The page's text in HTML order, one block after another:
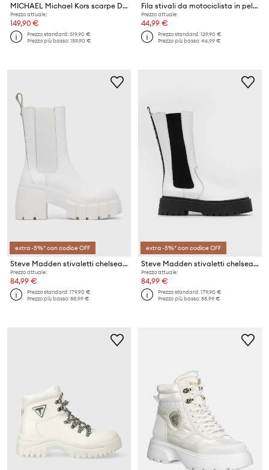
MICHAEL Michael Kors scarpe Dupree
Prezzo attuale:
149,90 €
Prezzo standard:319,90 €
Prezzo più basso:159,90 €
Fila stivali da motociclista in pelle Grunge II L
Prezzo attuale:
44,99 €
Prezzo standard:129,90 €
Prezzo più basso:46,99 €
extra -5%* con codice OFF
Steve Madden stivaletti chelsea in pelle Ballistic
Prezzo attuale:
84,99 €
Prezzo standard:179,90 €
Prezzo più basso:88,99 €
extra -5%* con codice OFF
Steve Madden stivaletti chelsea in pelle Vivianne
Prezzo attuale:
84,99 €
Prezzo standard:179,90 €
Prezzo più basso:88,99 €